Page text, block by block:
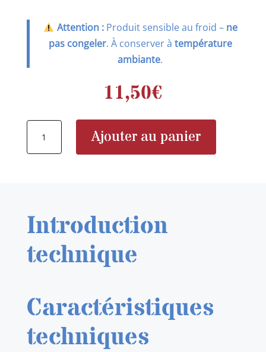
Attention :Produit sensible au froid – ne
pas congeler. À conserver à température
ambiante.
11,50€
07
Ajouter au panier
Introduction
technique
Caractéristiques
techniques